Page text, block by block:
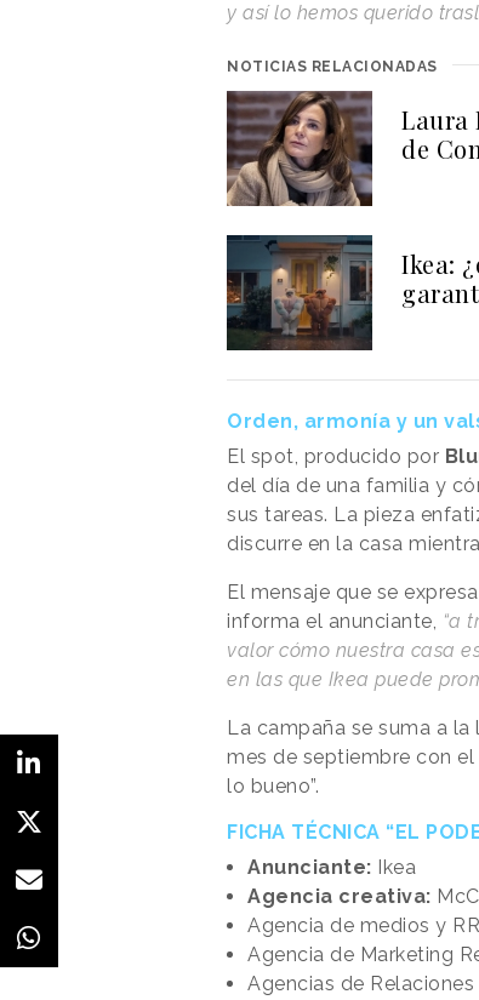
y así lo hemos querido
NOTICIAS RELACIONADAS
Laura
de
Ikea:
Orden, armonía y un
El spot, producido por
del día de una familia y
sus tareas. La pieza
discurre en la casa
El mensaje que se
informa el anunciante, “a
valor cómo nuestra casa
en las que Ikea puede
La campaña se suma a
mes de septiembre con
lo bueno”.
FICHA TÉCNICA “EL
Anunciante:
Ikea
Agencia creativa:
Agencia de medios y
Agencia de Marketing
Agencias de